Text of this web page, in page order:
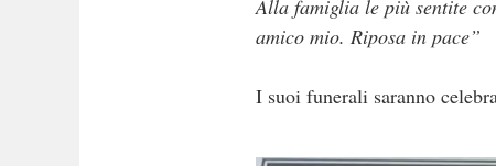
Alla famiglia le più sentite
amico mio. Riposa in pace”
I suoi funerali saranno